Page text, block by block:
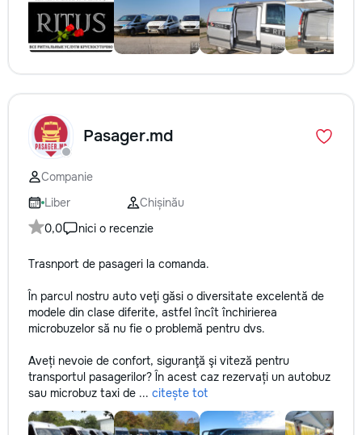
Pasager.md
Companie
Liber
Chișinău
0,0
nici o recenzie
Trasnport de pasageri la comanda.
În parcul nostru auto veţi găsi o diversitate excelentă de
modele din clase diferite, astfel încît închirierea
microbuzelor să nu fie o problemă pentru dvs.
Aveți nevoie de confort, siguranţă şi viteză pentru
transportul pasagerilor? În acest caz rezervați un autobuz
sau microbuz taxi de ... citește tot